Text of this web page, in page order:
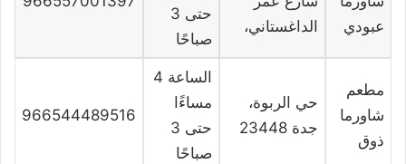
عبودي
الداغستاني،
حتى 3
صباحًا
مطعم
شاورما
ذوق
حي الربوة،
جدة 23448
الساعة 4
مساءًا
حتى 3
صباحًا
966544489516